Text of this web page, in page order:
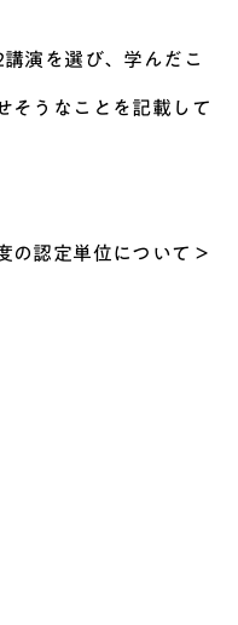
演を選び、学んだこ
そうなことを記載して
の認定単位について＞